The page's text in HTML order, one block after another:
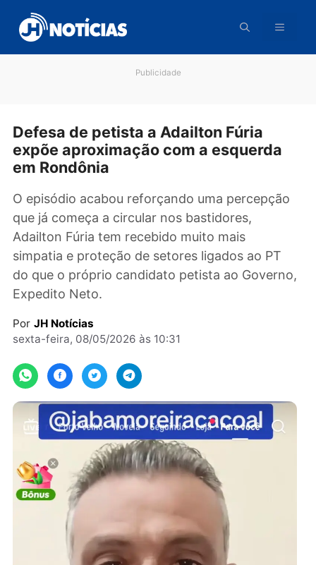
para
conteúdo
Defesa de petista a Adailton Fúria
expõe aproximação com a esquerda
O episódio acabou reforçando uma
que já começa a circular nos bastidores,
Adailton Fúria tem recebido muito mais
simpatia e proteção de setores ligados ao PT
do que o próprio candidato petista ao
Expedito Neto.
sexta-feira, 08/05/2026 às 10:31